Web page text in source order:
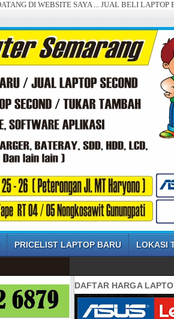
SAYA ... JUAL BELI LAPTOP BARU
PRICELIST LAPTOP BARU LOKASI
DAFTAR HARGA